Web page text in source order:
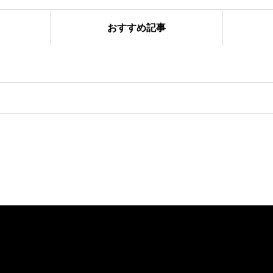
おすすめ記事